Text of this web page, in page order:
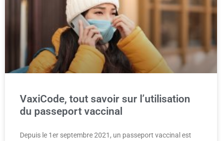
VaxiCode, tout savoir sur l’utilisation
du passeport vaccinal
Depuis le 1er septembre 2021, un passeport vaccinal est